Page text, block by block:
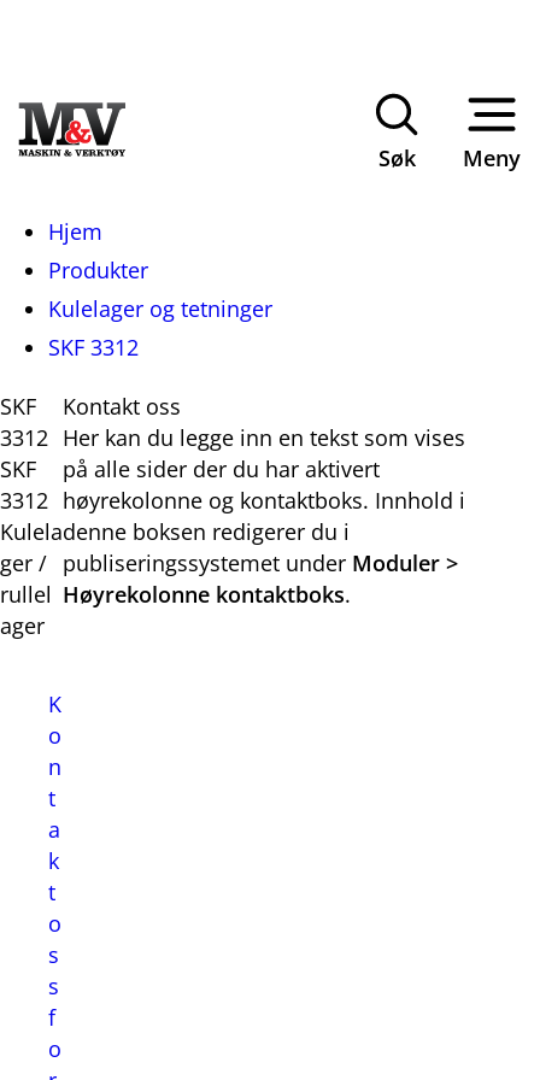
Søk Meny
Du
Hjem
Produkter
Kulelager og tetninger
SKF 3312
SKF
3312
SKF
3312
Kulela
ger /
rullel
ager
K
o
n
t
a
k
t
o
s
s
f
o
Kontakt oss
Her kan du legge inn en tekst som vises
på alle sider der du har aktivert
høyrekolonne og kontaktboks. Innhold i
denne boksen redigerer du i
publiseringssystemet under Moduler >
Høyrekolonne kontaktboks.